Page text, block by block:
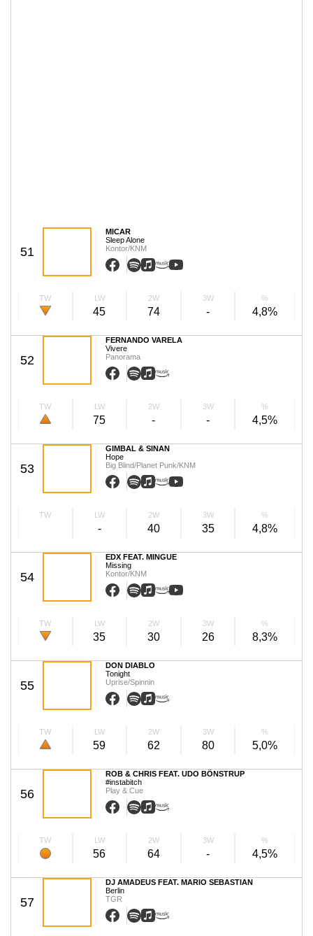
51
MICAR
Sleep Alone
Kontor/KNM
TW LW
45
2W
74
3W
-
%
4,8%
52
FERNANDO VARELA
Vivere
Panorama
TW LW
75
2W
-
3W
-
%
4,5%
53
GIMBAL & SINAN
Hope
Big Blind/Planet Punk/KNM
TW LW
-
2W
40
3W
35
%
4,8%
54
EDX FEAT. MINGUE
Missing
Kontor/KNM
TW LW
35
2W
30
3W
26
%
8,3%
55
DON DIABLO
Tonight
Uprise/Spinnin
TW LW
59
2W
62
3W
80
%
5,0%
56
ROB & CHRIS FEAT. UDO BÖNSTRUP
#instabitch
Play & Cue
TW LW
56
2W
64
3W
-
%
4,5%
57
DJ AMADEUS FEAT. MARIO SEBASTIAN
Berlin
TGR